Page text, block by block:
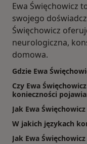
Ewa Święchowicz
swojego
Święchowicz
neurologiczna,
domowa.
Gdzie Ewa
Czy Ewa
konieczności
Jak Ewa
W jakich językach
Jak Ewa